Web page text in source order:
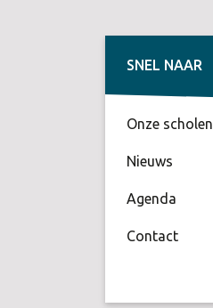
SNEL NAAR
Onze scholen
Nieuws
Agenda
Contact